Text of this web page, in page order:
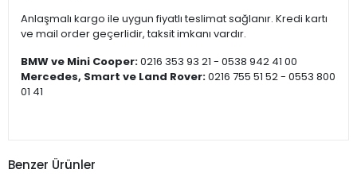
Anlaşmalı kargo ile uygun fiyatlı teslimat sağlanır. Kredi kartı
ve mail order geçerlidir, taksit imkanı vardır.
BMW ve Mini Cooper:0216 353 93 21 - 0538 942 41 00
Mercedes, Smart ve Land Rover:0216 755 51 52 - 0553 800
01 41
Benzer Ürünler